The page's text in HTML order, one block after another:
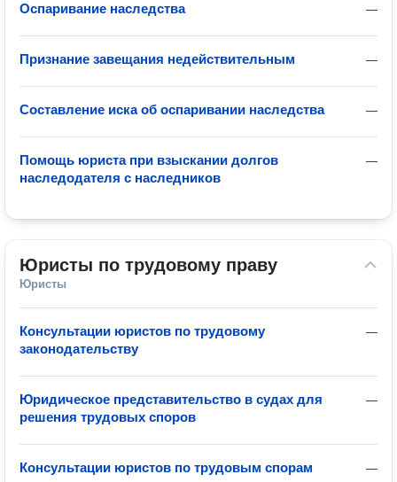
—
Оспаривание наследства
—
Признание завещания недействительным
—
Составление иска об оспаривании наследства
—
Помощь юриста при взыскании долгов
наследодателя с наследников
Юристы по трудовому праву
Юристы
—
Консультации юристов по трудовому
законодательству
—
Юридическое представительство в судах для
решения трудовых споров
—
Консультации юристов по трудовым спорам